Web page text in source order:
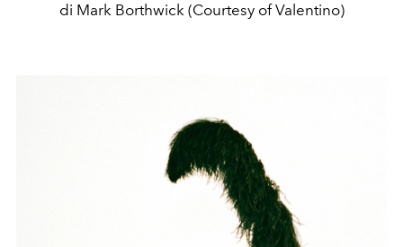
di Mark Borthwick (Courtesy of Valentino)